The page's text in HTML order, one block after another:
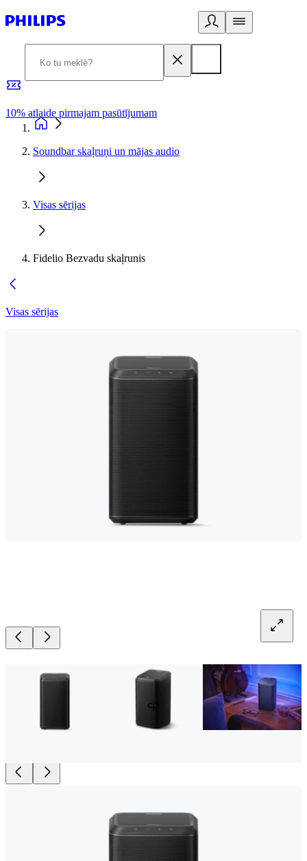
10% atlaide pirmajam pasūtījumam
Soundbar skaļruņi un mājas audio
Visas sērijas
Fidelio Bezvadu skaļrunis
Visas sērijas